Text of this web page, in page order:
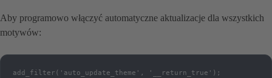
Aby programowo włączyć automatyczne aktualizacje dla wszystkich
motywów:
add_filter('auto_update_theme', '__return_true');